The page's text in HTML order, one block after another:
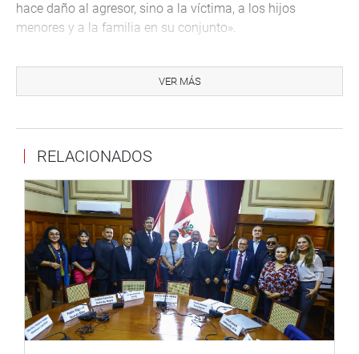
hace daño al agresor, sino a la víctima, a los hijos
menores y a la familia en su conjunto».
Comisión de Mujer y Familia para resolver algunos vacíos
legales que afectan su labor en defensa de las mujeres
víctimas de violencia, desapariciones, trata y explotación
sexual.
El planteamiento fue hecho durante la octava sesión
ordinaria en la que se desarrollaron amplias exposiciones
sobre el problema.
La fiscal superior Kelly Calderón Pérez, coordinadora
nacional de las Fiscalías Provinciales Transitorias
Corporativas Especializadas en Violencia contra las
Mujeres y los Integrantes del Grupo Familiar, dijo que «en
VER MÁS
RELACIONADOS